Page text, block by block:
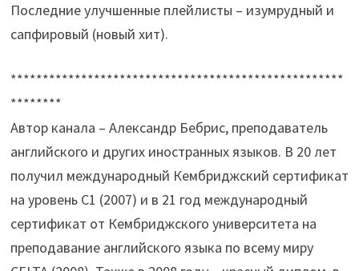
Последние улучшенные плейлисты – изумрудный и
сапфировый (новый хит).
****************************************************
********
Автор канала – Александр Бебрис, преподаватель
английского и других иностранных языков. В 20 лет
получил международный Кембриджский сертификат
на уровень C1 (2007) и в 21 год международный
сертификат от Кембриджского университета на
преподавание английского языка по всему миру